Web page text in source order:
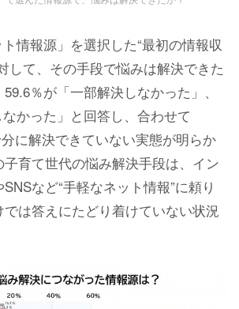
情報源」を選択した“最初の情報収
して、その手段で悩みは解決できた
％が「一部解決しなかった」、
かった」と回答し、合わせて
に解決できていない実態が明らか
育て世代の悩み解決手段は、イン
など“手軽なネット情報”に頼り
は答えにたどり着けていない状況